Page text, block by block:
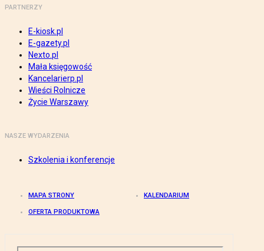
PARTNERZY
E-kiosk.pl
E-gazety.pl
Nexto.pl
Mała księgowość
Kancelarierp.pl
Wieści Rolnicze
Życie Warszawy
NASZE WYDARZENIA
Szkolenia i konferencje
MAPA STRONY KALENDARIUM
OFERTA PRODUKTOWA